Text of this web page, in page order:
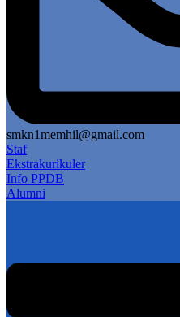
smkn1memhil@gmail.com
Staf
Ekstrakurikuler
Info PPDB
Alumni